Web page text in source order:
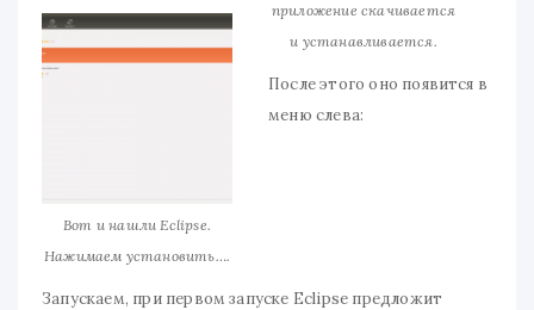
Вот и нашли Eclipse.
Нажимаем установить….
приложение скачивается
и устанавливается.
После этого оно появится в
меню слева:
Запускаем, при первом запуске Eclipse предложит